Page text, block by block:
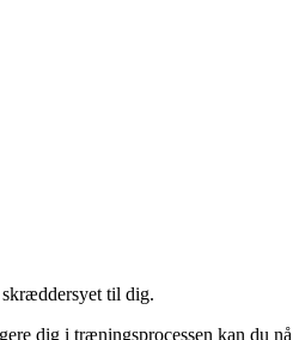
til dig.
dig i træningsprocessen kan du nå